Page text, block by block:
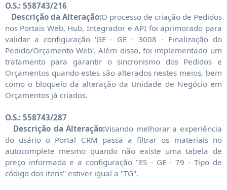
O.S.: 558743/216
Descrição da Alteração:O processo de criação de Pedidos
nos Portais Web, Hub, Integrador e API foi aprimorado para
validar a configuração 'GE - GE - 3008 - Finalização do
Pedido/Orçamento Web'. Além disso, foi implementado um
tratamento para garantir o sincronismo dos Pedidos e
Orçamentos quando estes são alterados nestes meios, bem
como o bloqueio da alteração da Unidade de Negócio em
Orçamentos já criados.
O.S.: 558743/287
Descrição da Alteração:Visando melhorar a experiência
do usário o Portal CRM passa a filtrar os materiais no
autocomplete mesmo quando não existe uma tabela de
preço informada e a configuração "ES - GE - 79 - Tipo de
código dos itens" estiver igual a "TG".